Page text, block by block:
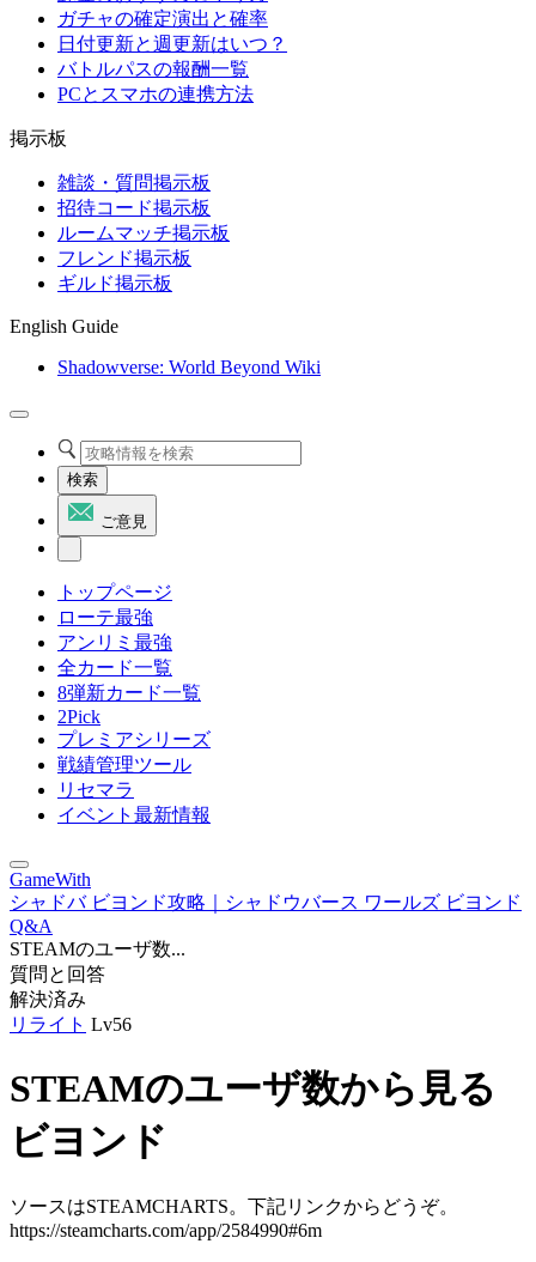
ガチャの確定演出と確率
日付更新と週更新はいつ？
バトルパスの報酬一覧
PCとスマホの連携方法
掲示板
雑談・質問掲示板
招待コード掲示板
ルームマッチ掲示板
フレンド掲示板
ギルド掲示板
English Guide
Shadowverse: World Beyond Wiki
検索
ご意見
トップページ
ローテ最強
アンリミ最強
全カード一覧
8弾新カード一覧
2Pick
プレミアシリーズ
戦績管理ツール
リセマラ
イベント最新情報
GameWith
シャドバ ビヨンド攻略｜シャドウバース ワールズ ビヨンド
Q&A
STEAMのユーザ数...
質問と回答
解決済み
リライト Lv56
STEAMのユーザ数から見る
ビヨンド
ソースはSTEAMCHARTS。下記リンクからどうぞ。
https://steamcharts.com/app/2584990#6m